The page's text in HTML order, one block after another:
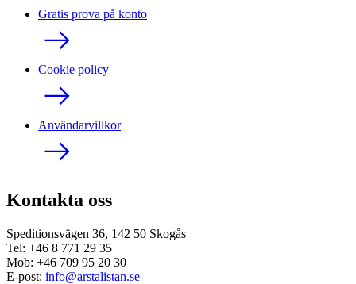
Gratis prova på konto
Cookie policy
Användarvillkor
Kontakta oss
Speditionsvägen 36, 142 50 Skogås
Tel: +46 8 771 29 35
Mob: +46 709 95 20 30
E-post: info@arstalistan.se